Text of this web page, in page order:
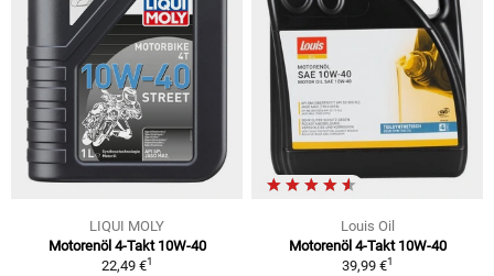
LIQUI MOLY
Motorenöl 4-Takt 10W-40
22,49 €1
Louis Oil
Motorenöl 4-Takt 10W-40
39,99 €1